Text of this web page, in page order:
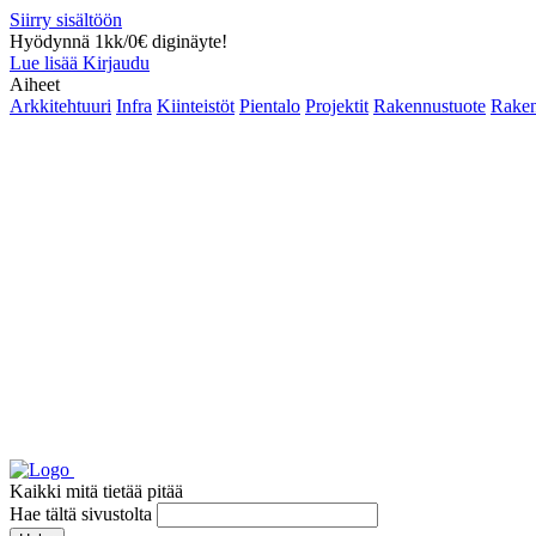
Siirry sisältöön
Hyödynnä 1kk/0€ diginäyte!
Lue lisää Kirjaudu
Aiheet
Arkkitehtuuri Infra Kiinteistöt Pientalo Projektit Rakennustuote
Kaikki mitä tietää pitää
Hae tältä sivustolta